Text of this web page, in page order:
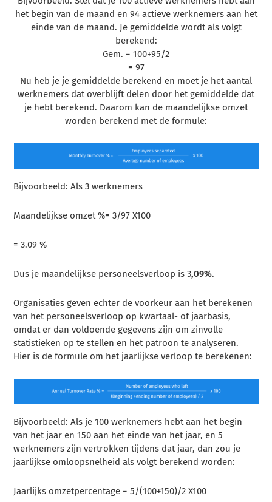
het begin van de maand en 94 actieve werknemers aan het
einde van de maand. Je gemiddelde wordt als volgt
berekend:
Gem. = 100+95/2
= 97
Nu heb je je gemiddelde berekend en moet je het aantal
werknemers dat overblijft delen door het gemiddelde dat
je hebt berekend. Daarom kan de maandelijkse omzet
worden berekend met de formule:
Bijvoorbeeld: Als 3 werknemers
Maandelijkse omzet %= 3/97 X100
= 3.09 %
Dus je maandelijkse personeelsverloop is 3,09%.
Organisaties geven echter de voorkeur aan het berekenen
van het personeelsverloop op kwartaal- of jaarbasis,
omdat er dan voldoende gegevens zijn om zinvolle
statistieken op te stellen en het patroon te analyseren.
Hier is de formule om het jaarlijkse verloop te berekenen:
Bijvoorbeeld: Als je 100 werknemers hebt aan het begin
van het jaar en 150 aan het einde van het jaar, en 5
werknemers zijn vertrokken tijdens dat jaar, dan zou je
jaarlijkse omloopsnelheid als volgt berekend worden:
Jaarlijks omzetpercentage = 5/(100+150)/2 X100